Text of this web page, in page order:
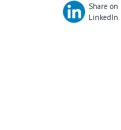
Share on
LinkedIn